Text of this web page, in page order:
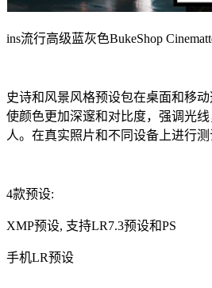
ins流行高级蓝灰色BukeShop
史诗和风景风格预设包在桌面和移
使颜色更加深邃和对比度，强调光
人。在真实照片和不同设备上进行测
4款预设:
XMP预设, 支持LR7.3预设和PS
手机LR预设